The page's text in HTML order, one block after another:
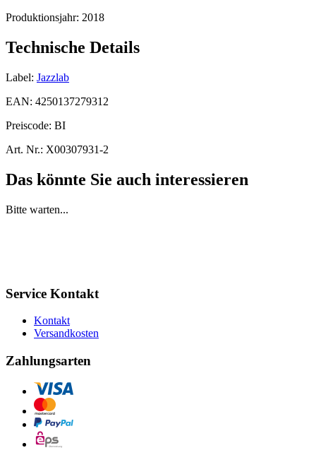
Produktionsjahr: 2018
Technische Details
Label: Jazzlab
EAN: 4250137279312
Preiscode: BI
Art. Nr.: X00307931-2
Das könnte Sie auch interessieren
Bitte warten...
Service Kontakt
Kontakt
Versandkosten
Zahlungsarten